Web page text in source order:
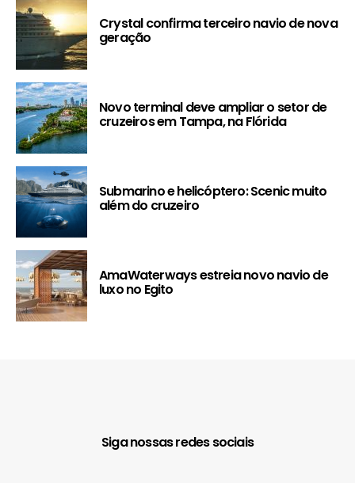
Crystal confirma terceiro navio de nova
geração
Novo terminal deve ampliar o setor de
cruzeiros em Tampa, na Flórida
Submarino e helicóptero: Scenic muito
além do cruzeiro
AmaWaterways estreia novo navio de
luxo no Egito
Siga nossas redes sociais